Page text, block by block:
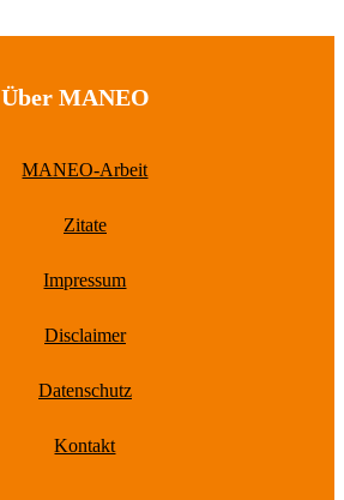
Über MANEO
MANEO-Arbeit
Zitate
Impressum
Disclaimer
Datenschutz
Kontakt